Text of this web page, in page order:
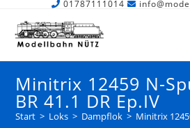
01787111014
Minitrix 12459 N-
BR 41.1 DR Ep.IV
Start > Loks > Dampflok > Minitrix